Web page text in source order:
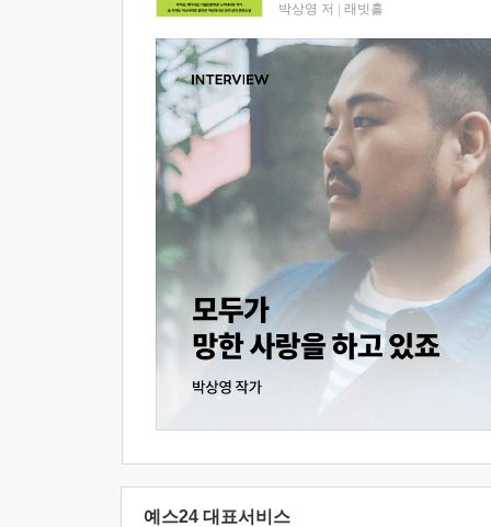
박상영 저 래빗홀
예스24 대표서비스